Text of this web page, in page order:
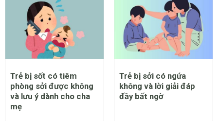
Trẻ bị sốt có tiêm
phòng sởi được không
và lưu ý dành cho cha
mẹ
Trẻ bị sởi có ngứa
không và lời giải đáp
đầy bất ngờ